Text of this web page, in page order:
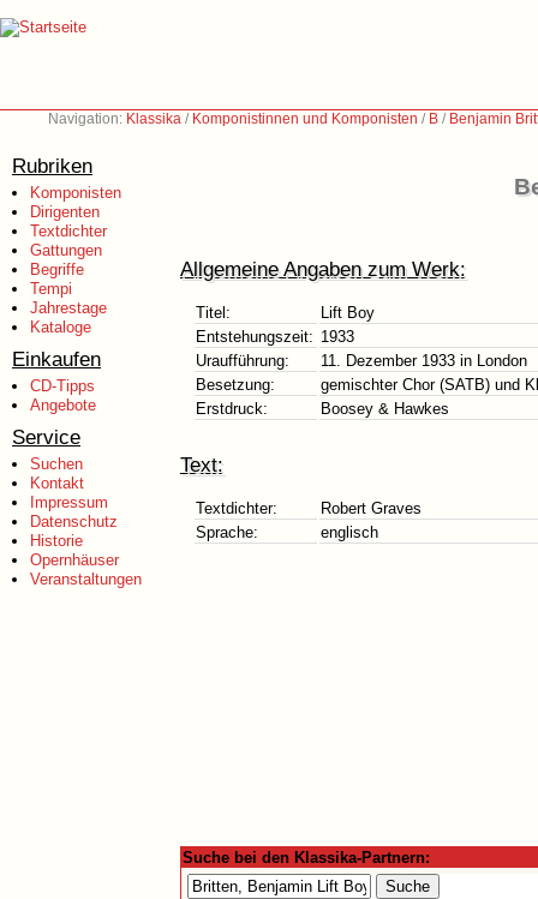
Navigation: Klassika / Komponistinnen und Komponisten / B / Benjamin
Rubriken
Komponisten
Dirigenten
Textdichter
Gattungen
Begriffe
Tempi
Jahrestage
Kataloge
Einkaufen
CD-Tipps
Angebote
Service
Suchen
Kontakt
Impressum
Datenschutz
Historie
Opernhäuser
Veranstaltungen
Allgemeine Angaben zum Werk:
Titel:
Lift Boy
Entstehungszeit: 1933
Uraufführung:
11. Dezember 1933 in London
Besetzung:
gemischter Chor (SATB) und
Erstdruck:
Boosey & Hawkes
Text:
Textdichter:
Robert Graves
Sprache:
englisch
Suche bei den Klassika-Partnern: